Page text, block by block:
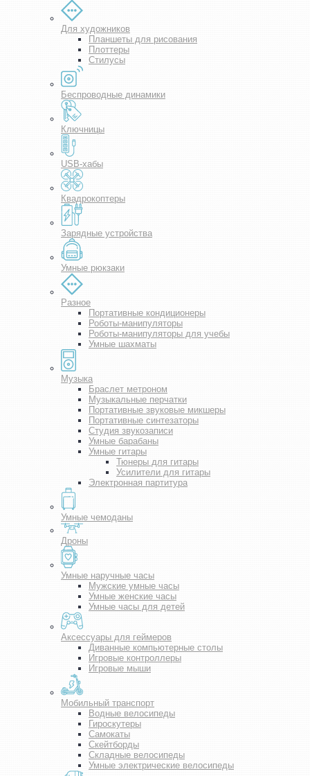
Для художников
Планшеты для рисования
Плоттеры
Стилусы
Беспроводные динамики
Ключницы
USB-хабы
Квадрокоптеры
Зарядные устройства
Умные рюкзаки
Разное
Портативные кондиционеры
Роботы-манипуляторы
Роботы-манипуляторы для учебы
Умные шахматы
Музыка
Браслет метроном
Музыкальные перчатки
Портативные звуковые микшеры
Портативные синтезаторы
Студия звукозаписи
Умные барабаны
Умные гитары
Тюнеры для гитары
Усилители для гитары
Электронная партитура
Умные чемоданы
Дроны
Умные наручные часы
Мужские умные часы
Умные женские часы
Умные часы для детей
Аксессуары для геймеров
Диванные компьютерные столы
Игровые контроллеры
Игровые мыши
Мобильный транспорт
Водные велосипеды
Гироскутеры
Самокаты
Скейтборды
Складные велосипеды
Умные электрические велосипеды